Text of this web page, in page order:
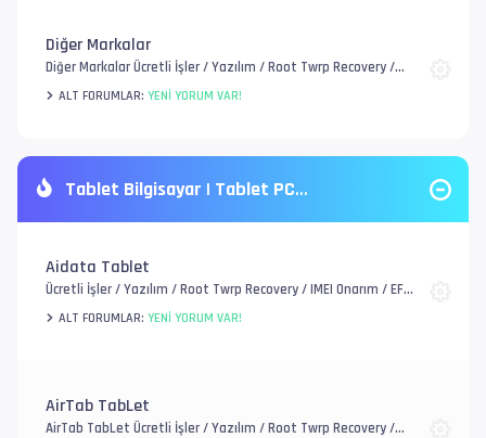
Diğer Markalar
Diğer Markalar Ücretli İşler / Yazılım / Root Twrp Recovery /
IMEI Onarım / EFS, FRP ve Account / Genel Donanım Sorunlar
ALT FORUMLAR: YENI YORUM VAR!
Tablet Bilgisayar | Tablet PC
Aidata Tablet
Ücretli İşler / Yazılım / Root Twrp Recovery / IMEI Onarım / EFS,
FRP ve Account / Genel Donanım Sorunlar
ALT FORUMLAR: YENI YORUM VAR!
AirTab TabLet
AirTab TabLet Ücretli İşler / Yazılım / Root Twrp Recovery /